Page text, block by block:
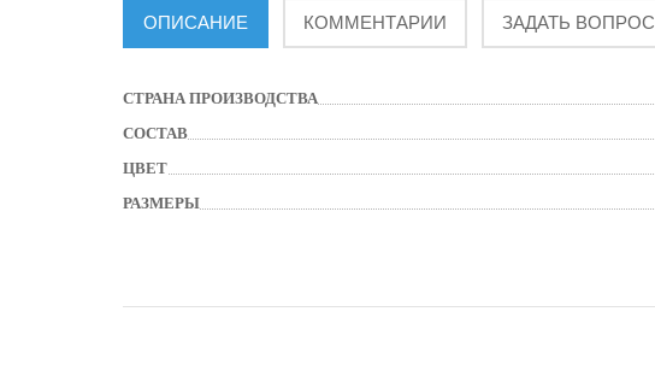
ОПИСАНИЕ КОММЕНТАРИИ ЗАДАТЬ ВОПРОС
СТРАНА ПРОИЗВОДСТВА
СОСТАВ
ЦВЕТ
РАЗМЕРЫ